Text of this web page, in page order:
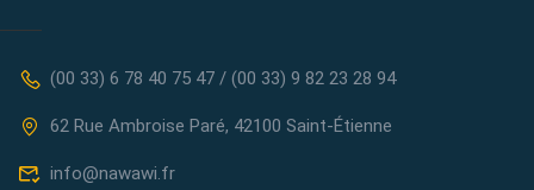
(00 33) 6 78 40 75 47 / (00 33) 9 82 23 28 94
62 Rue Ambroise Paré, 42100 Saint-Étienne
info@nawawi.fr